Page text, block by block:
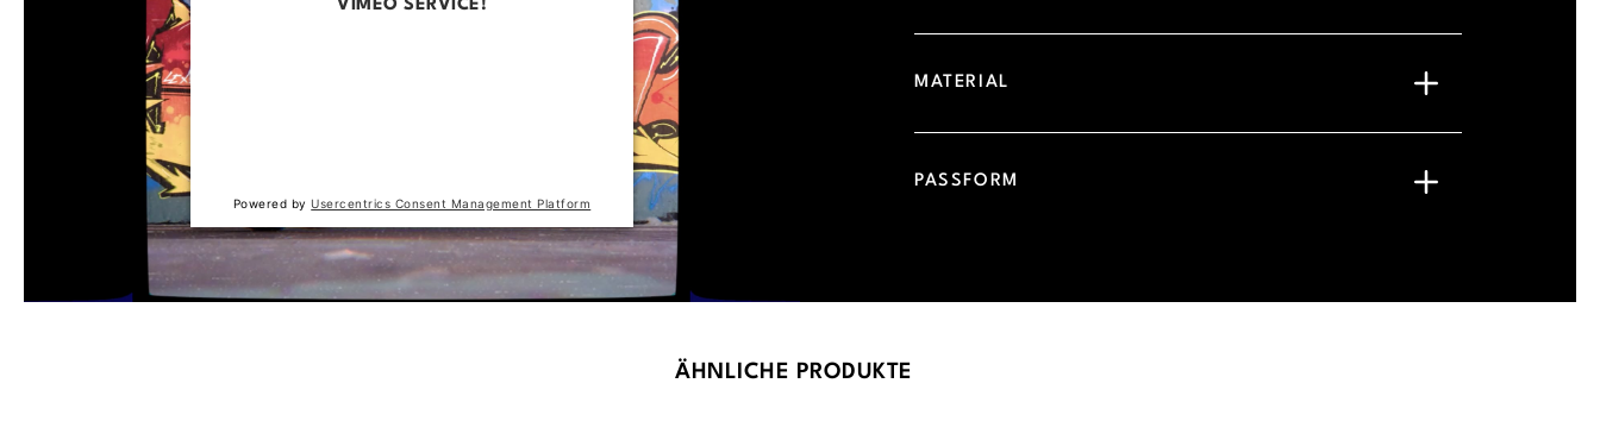
VIMEO SERVICE!
Powered byUsercentrics Consent Management Platform
MATERIAL
PASSFORM
ÄHNLICHE PRODUKTE